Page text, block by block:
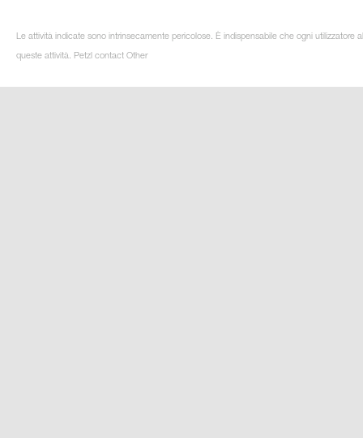
Le attività indicate sono intrinsecamente pericolose. È indispensabile che ogni utilizzatore
queste attività. Petzl contact Other